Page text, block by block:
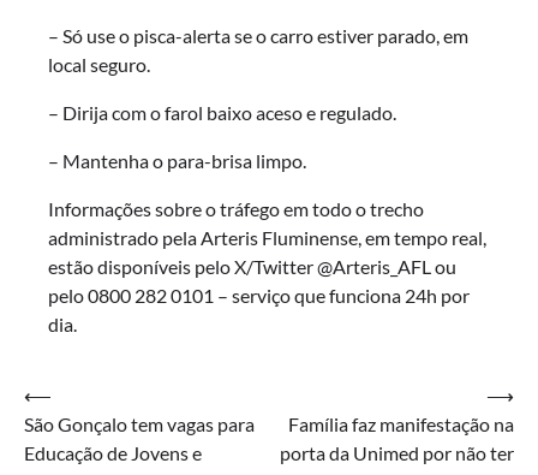
– Só use o pisca-alerta se o carro estiver parado, em
local seguro.
– Dirija com o farol baixo aceso e regulado.
– Mantenha o para-brisa limpo.
Informações sobre o tráfego em todo o trecho
administrado pela Arteris Fluminense, em tempo real,
estão disponíveis pelo X/Twitter @Arteris_AFL ou
pelo 0800 282 0101 – serviço que funciona 24h por
dia.
Navegação
de
⟵
São Gonçalo tem vagas para
Educação de Jovens e
Família faz manifestação na
porta da Unimed por não ter
⟶